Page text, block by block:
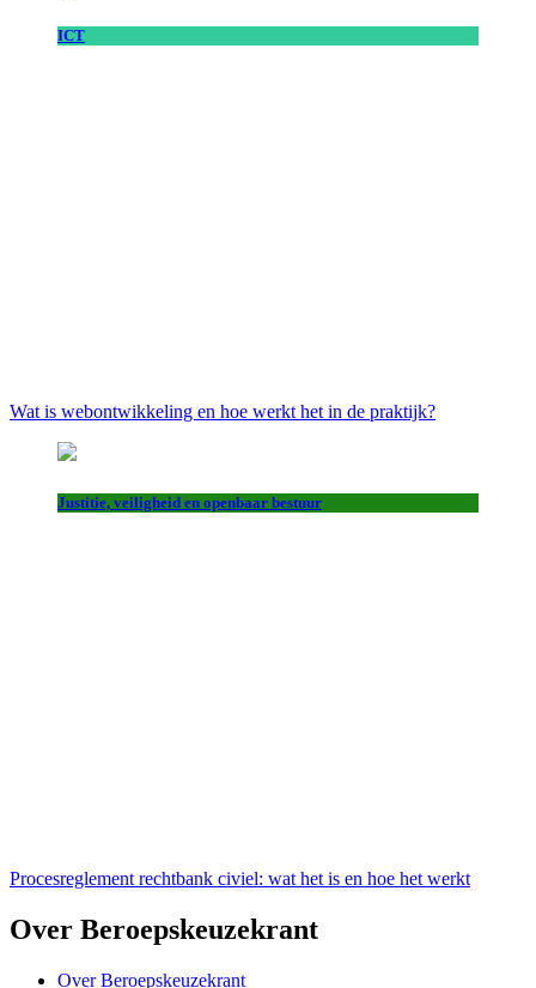
ICT
Wat is webontwikkeling en hoe werkt het in de praktijk?
Justitie, veiligheid en openbaar bestuur
Procesreglement rechtbank civiel: wat het is en hoe het werkt
Over Beroepskeuzekrant
Over Beroepskeuzekrant